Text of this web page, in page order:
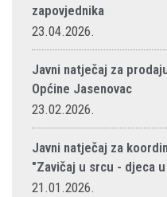
zapovjednika
23.04.2026.
Javni natječaj za
Općine Jasenovac
23.02.2026.
Javni natječaj za
"Zavičaj u srcu - djeca
21.01.2026.